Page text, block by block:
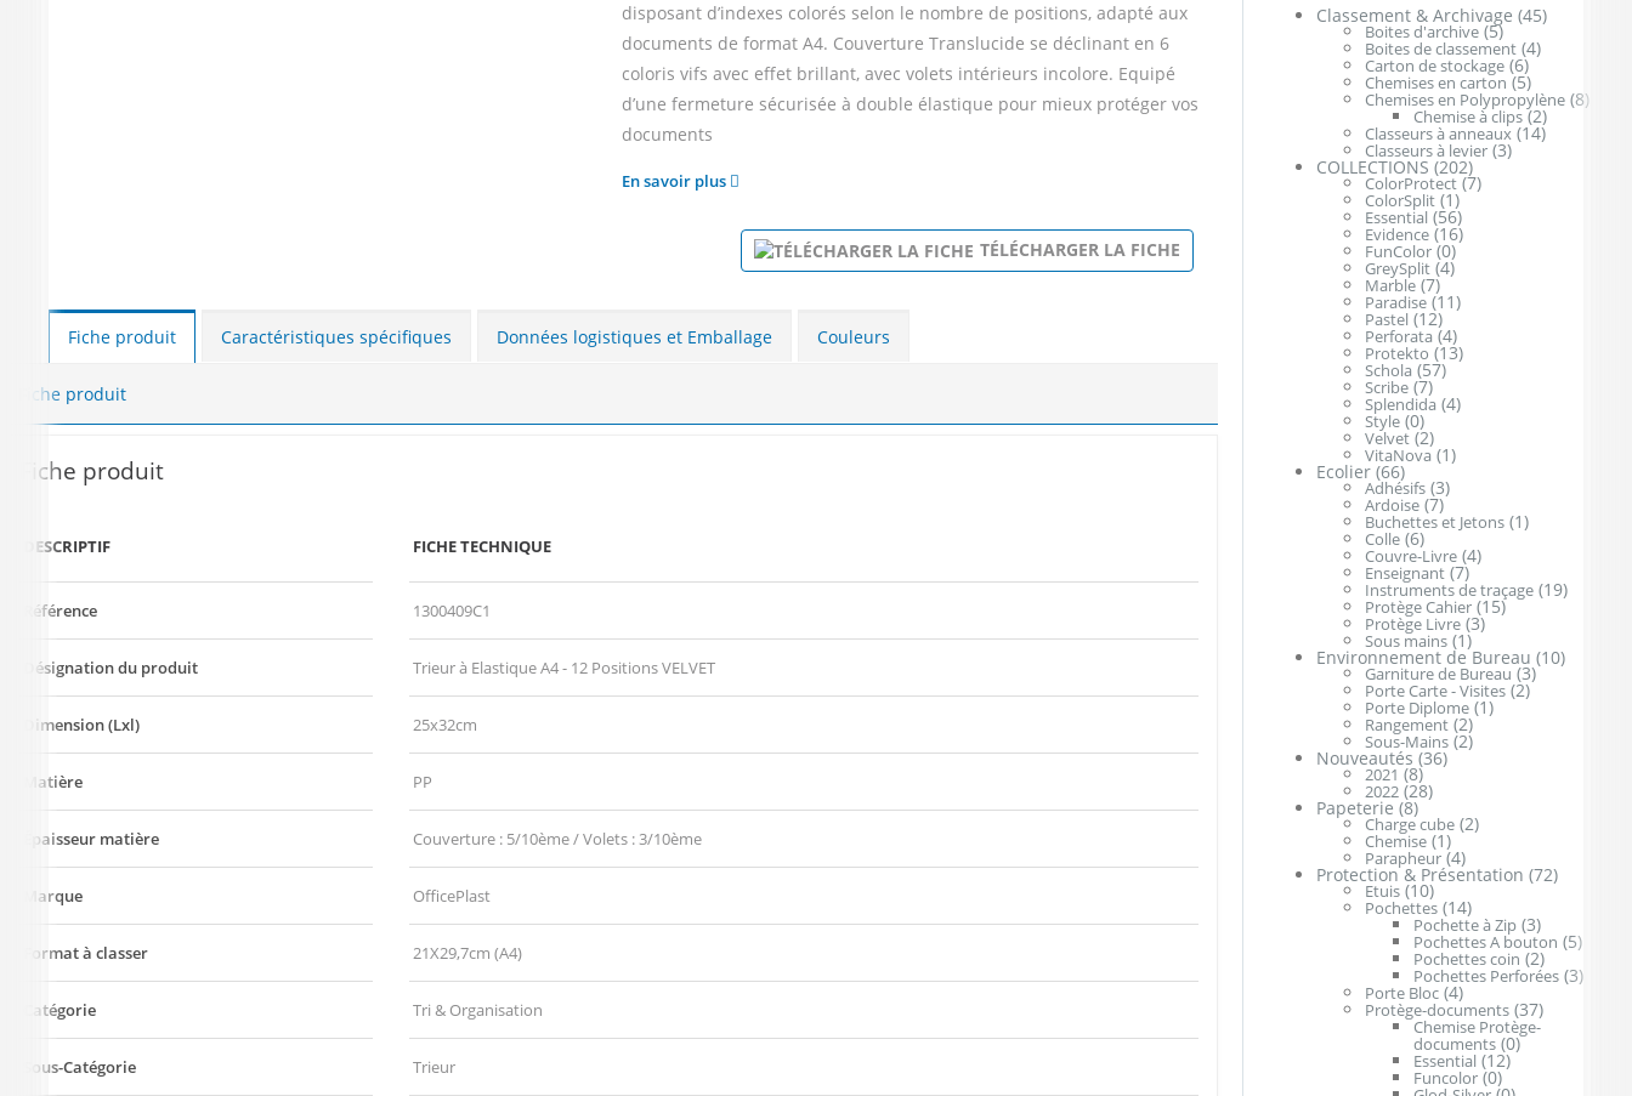
disposant d’indexes colorés selon le nombre de positions, adapté aux
documents de format A4. Couverture Translucide se déclinant en 6
coloris vifs avec effet brillant, avec volets intérieurs incolore. Equipé
d’une fermeture sécurisée à double élastique pour mieux protéger vos
documents
TÉLÉCHARGER LA FICHE
En savoir plus
Fiche produit Caractéristiques spécifiques Données logistiques et Emballage Couleurs
Fiche produit
Fiche produit
DESCRIPTIF FICHE TECHNIQUE
Référence 1300409C1
Désignation du produit Trieur à Elastique A4 - 12 Positions VELVET
Dimension (Lxl) 25x32cm
Matière PP
Épaisseur matière Couverture : 5/10ème / Volets : 3/10ème
Marque OfficePlast
Format à classer 21X29,7cm (A4)
Catégorie Tri & Organisation
Sous-Catégorie Trieur
Classement & Archivage (45)
Boites d'archive (5)
Boites de classement (4)
Carton de stockage (6)
Chemises en carton (5)
Chemises en Polypropylène (8)
Chemise à clips (2)
Classeurs à anneaux (14)
Classeurs à levier (3)
COLLECTIONS (202)
ColorProtect (7)
ColorSplit (1)
Essential (56)
Evidence (16)
FunColor (0)
GreySplit (4)
Marble (7)
Paradise (11)
Pastel (12)
Perforata (4)
Protekto (13)
Schola (57)
Scribe (7)
Splendida (4)
Style (0)
Velvet (2)
VitaNova (1)
Ecolier (66)
Adhésifs (3)
Ardoise (7)
Buchettes et Jetons (1)
Colle (6)
Couvre-Livre (4)
Enseignant (7)
Instruments de traçage (19)
Protège Cahier (15)
Protège Livre (3)
Sous mains (1)
Environnement de Bureau (10)
Garniture de Bureau (3)
Porte Carte - Visites (2)
Porte Diplome (1)
Rangement (2)
Sous-Mains (2)
Nouveautés (36)
2021 (8)
2022 (28)
Papeterie (8)
Charge cube (2)
Chemise (1)
Parapheur (4)
Protection & Présentation (72)
Etuis (10)
Pochettes (14)
Pochette à Zip (3)
Pochettes A bouton (5)
Pochettes coin (2)
Pochettes Perforées (3)
Porte Bloc (4)
Protège-documents (37)
Chemise Protège-
documents (0)
Essential (12)
Funcolor (0)